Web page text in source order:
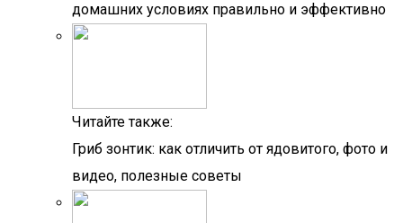
домашних условиях правильно и эффективно
Читайте также:
Гриб зонтик: как отличить от ядовитого, фото и
видео, полезные советы